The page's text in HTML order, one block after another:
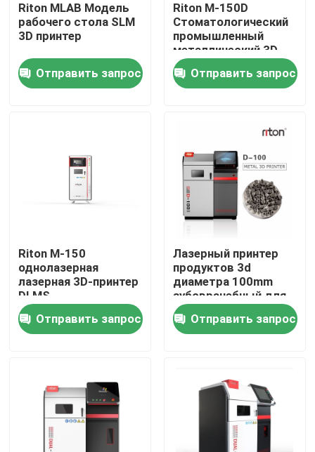
Дома
О Компании
Продукция
Зубоврачебный принтер металла 3D
Принтер SLM 3D
Принтер LCD 3D
Фоточувствительная смола
Riton MLAB Модель
рабочего стола SLM
3D принтер
Отправить запрос
Riton M-150D
Стоматологический
промышленный
металлический 3D-
принтер / машина
для аддитивного
производства /
машина для
обработки металлов
Отправить запрос
Riton M-150
однолазерная
лазерная 3D-принтер
DLMS
Отправить запрос
Лазерный принтер
продуктов 3d
диаметра 100mm
зубоврачебный для
больницы
Отправить запрос